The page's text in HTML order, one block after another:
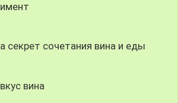
секрет сочетания вина и еды
вина